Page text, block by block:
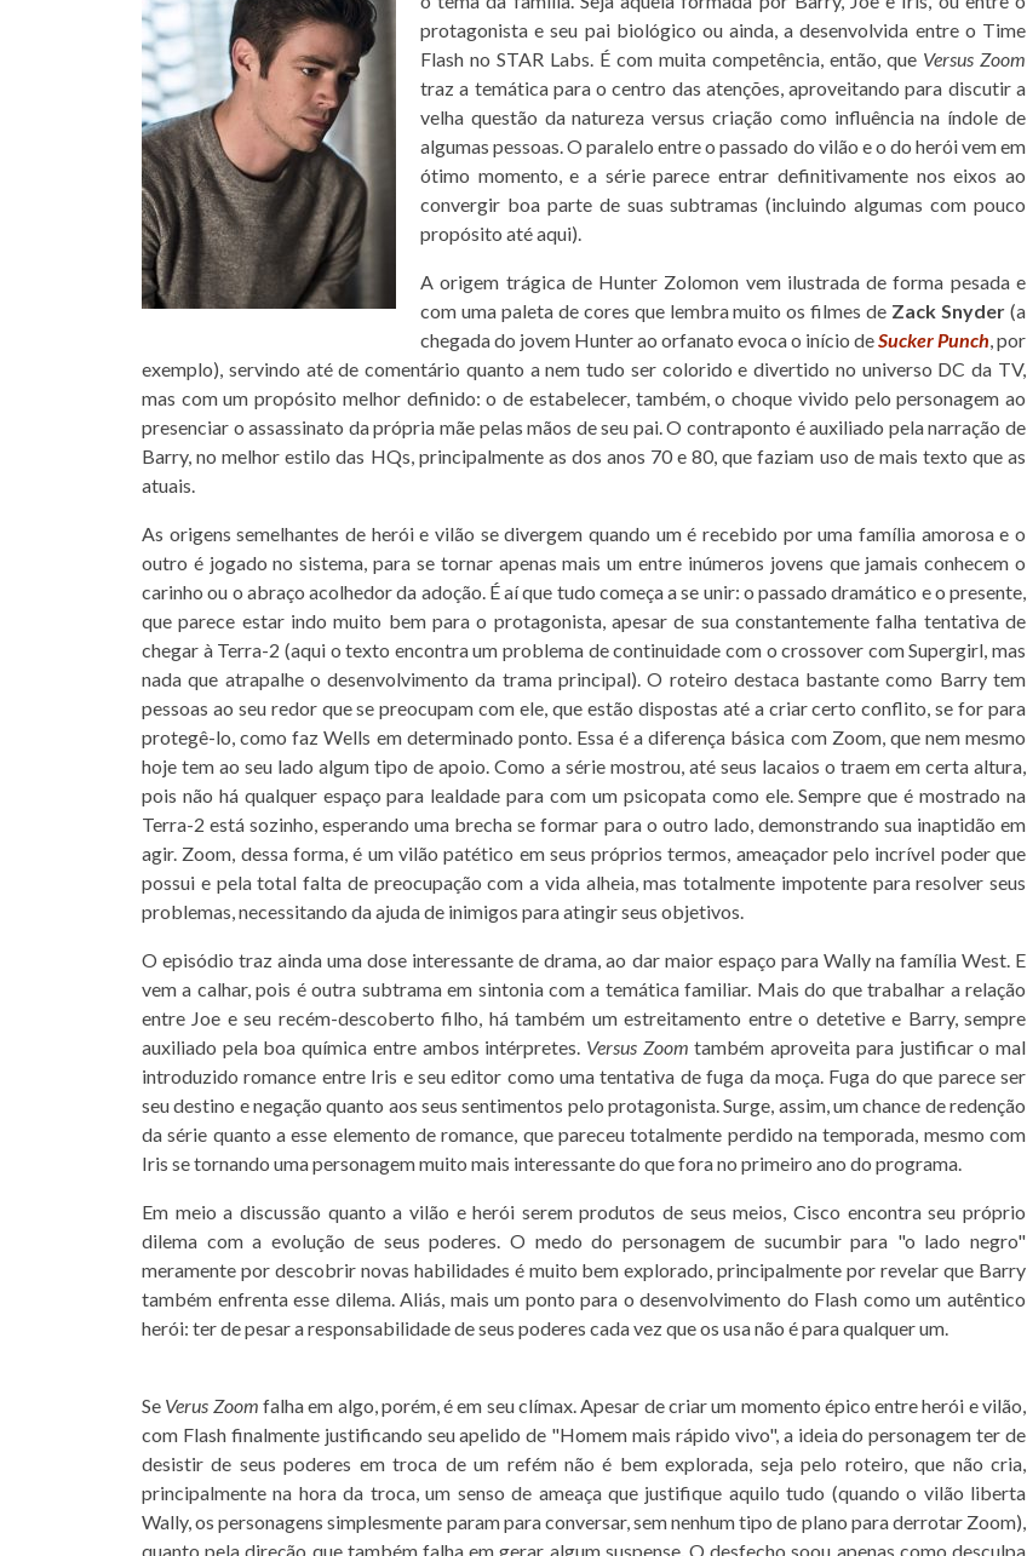
protagonista e seu pai biológico ou ainda, a desenvolvida entre o Time
Flash no STAR Labs. É com muita competência, então, que Versus Zoom
traz a temática para o centro das atenções, aproveitando para discutir a
velha questão da natureza versus criação como influência na índole de
algumas pessoas. O paralelo entre o passado do vilão e o do herói vem em
ótimo momento, e a série parece entrar definitivamente nos eixos ao
convergir boa parte de suas subtramas (incluindo algumas com pouco
propósito até aqui).
A origem trágica de Hunter Zolomon vem ilustrada de forma pesada e
com uma paleta de cores que lembra muito os filmes de Zack Snyder (a
chegada do jovem Hunter ao orfanato evoca o início deSucker Punch, por
exemplo), servindo até de comentário quanto a nem tudo ser colorido e divertido no universo DC da TV,
mas com um propósito melhor definido: o de estabelecer, também, o choque vivido pelo personagem ao
presenciar o assassinato da própria mãe pelas mãos de seu pai. O contraponto é auxiliado pela narração de
Barry, no melhor estilo das HQs, principalmente as dos anos 70 e 80, que faziam uso de mais texto que as
atuais.
As origens semelhantes de herói e vilão se divergem quando um é recebido por uma família amorosa e o
outro é jogado no sistema, para se tornar apenas mais um entre inúmeros jovens que jamais conhecem o
carinho ou o abraço acolhedor da adoção. É aí que tudo começa a se unir: o passado dramático e o presente,
que parece estar indo muito bem para o protagonista, apesar de sua constantemente falha tentativa de
chegar à Terra-2 (aqui o texto encontra um problema de continuidade com o crossover com Supergirl, mas
nada que atrapalhe o desenvolvimento da trama principal). O roteiro destaca bastante como Barry tem
pessoas ao seu redor que se preocupam com ele, que estão dispostas até a criar certo conflito, se for para
protegê-lo, como faz Wells em determinado ponto. Essa é a diferença básica com Zoom, que nem mesmo
hoje tem ao seu lado algum tipo de apoio. Como a série mostrou, até seus lacaios o traem em certa altura,
pois não há qualquer espaço para lealdade para com um psicopata como ele. Sempre que é mostrado na
Terra-2 está sozinho, esperando uma brecha se formar para o outro lado, demonstrando sua inaptidão em
agir. Zoom, dessa forma, é um vilão patético em seus próprios termos, ameaçador pelo incrível poder que
possui e pela total falta de preocupação com a vida alheia, mas totalmente impotente para resolver seus
problemas, necessitando da ajuda de inimigos para atingir seus objetivos.
O episódio traz ainda uma dose interessante de drama, ao dar maior espaço para Wally na família West. E
vem a calhar, pois é outra subtrama em sintonia com a temática familiar. Mais do que trabalhar a relação
entre Joe e seu recém-descoberto filho, há também um estreitamento entre o detetive e Barry, sempre
auxiliado pela boa química entre ambos intérpretes. Versus Zoom também aproveita para justificar o mal
introduzido romance entre Iris e seu editor como uma tentativa de fuga da moça. Fuga do que parece ser
seu destino e negação quanto aos seus sentimentos pelo protagonista. Surge, assim, um chance de redenção
da série quanto a esse elemento de romance, que pareceu totalmente perdido na temporada, mesmo com
Iris se tornando uma personagem muito mais interessante do que fora no primeiro ano do programa.
Em meio a discussão quanto a vilão e herói serem produtos de seus meios, Cisco encontra seu próprio
dilema com a evolução de seus poderes. O medo do personagem de sucumbir para "o lado negro"
meramente por descobrir novas habilidades é muito bem explorado, principalmente por revelar que Barry
também enfrenta esse dilema. Aliás, mais um ponto para o desenvolvimento do Flash como um autêntico
herói: ter de pesar a responsabilidade de seus poderes cada vez que os usa não é para qualquer um.
Se Verus Zoom falha em algo, porém, é em seu clímax. Apesar de criar um momento épico entre herói e vilão,
com Flash finalmente justificando seu apelido de "Homem mais rápido vivo", a ideia do personagem ter de
desistir de seus poderes em troca de um refém não é bem explorada, seja pelo roteiro, que não cria,
principalmente na hora da troca, um senso de ameaça que justifique aquilo tudo (quando o vilão liberta
Wally, os personagens simplesmente param para conversar, sem nenhum tipo de plano para derrotar Zoom),
quanto pela direção que também falha em gerar algum suspense. O desfecho soou apenas como desculpa